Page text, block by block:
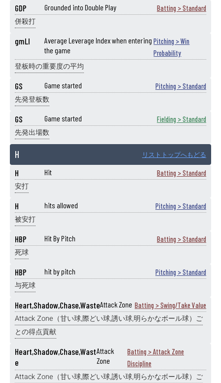
GDP Grounded into Double Play Batting > Standard
併殺打
gmLI
Average Leverage Index when entering
the game
Pitching > Win
Probability
登板時の重要度の平均
GS Game started Pitching > Standard
先発登板数
GS Game started Fielding > Standard
先発出場数
H リストトップへもどる
H Hit Batting > Standard
安打
H hits allowed Pitching > Standard
被安打
HBP Hit By Pitch Batting > Standard
死球
HBP hit by pitch Pitching > Standard
与死球
Heart,Shadow,Chase,WasteAttack Zone Batting > Swing/Take Value
Attack Zone（甘い球,際どい球,誘い球,明らかなボール球）ご
との得点貢献
Heart,Shadow,Chase,Wast
e
Attack
Zone
Batting > Attack Zone
Discipline
Attack Zone（甘い球,際どい球,誘い球,明らかなボール球）ご